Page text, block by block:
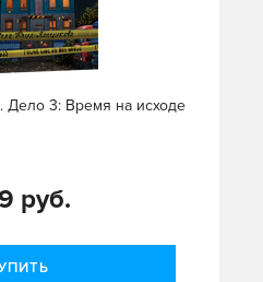
Дело 3: Время на исходе
руб.